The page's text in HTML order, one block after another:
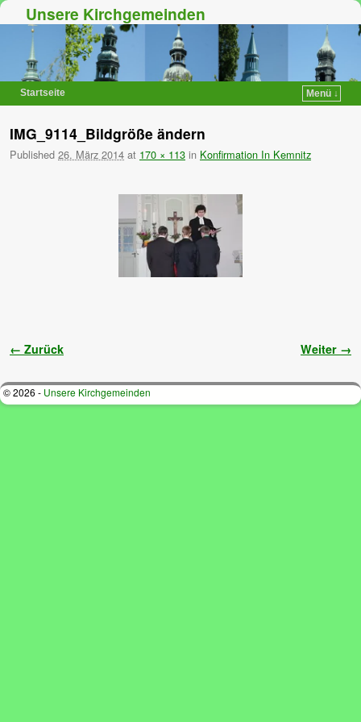
Unsere Kirchgemeinden
Startseite
Menü ↓
IMG_9114_Bildgröße ändern
Published 26. März 2014 at 170 × 113 in Konfirmation In Kemnitz
Bilder-Navigation
← Zurück Weiter →
© 2026 - Unsere Kirchgemeinden